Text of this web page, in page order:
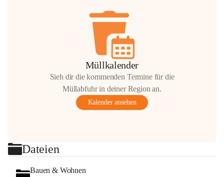
Müllkalender
Sieh dir die kommenden Termine für die
Müllabfuhr in deiner Region an.
Kalender ansehen
Dateien
Bauen & Wohnen